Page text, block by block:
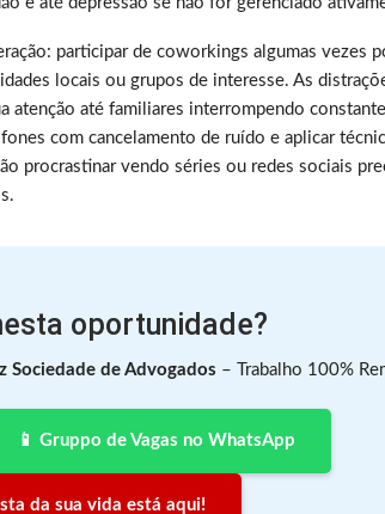
participar de coworkings algumas vezes
locais ou grupos de interesse. As
atenção até familiares interrompendo
com cancelamento de ruído e aplicar
procrastinar vendo séries ou redes sociais
oportunidade?
Sociedade de Advogados – Trabalho 100%
📱 Gruppo de Vagas no WhatsApp
da sua vida está aqui!